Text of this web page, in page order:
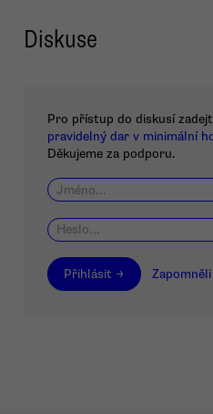
Diskuse
Pro přístup do diskusí
pravidelný dar v minimální
Děkujeme za podporu.
Přihlásit →